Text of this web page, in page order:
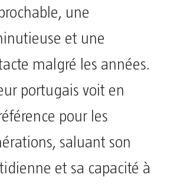
une
et une
malgré les années.
portugais voit en
pour les
saluant son
et sa capacité à